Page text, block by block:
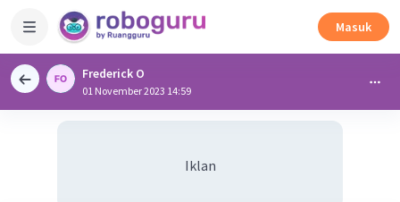
Masuk
Frederick O
01 November 2023 14:59
Iklan